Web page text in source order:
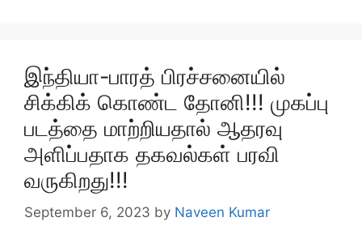
இந்தியா-பாரத் பிரச்சனையில்
சிக்கிக் கொண்ட தோனி!!! முகப்பு
படத்தை மாற்றியதால் ஆதரவு
அளிப்பதாக தகவல்கள் பரவி
வருகிறது!!!
September 6, 2023 by Naveen Kumar